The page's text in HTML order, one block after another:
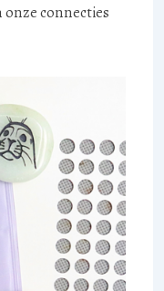
onze connecties